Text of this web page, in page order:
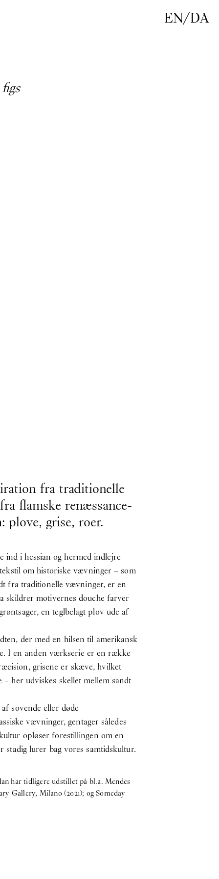
EN/DA
fra traditionelle
flamske renæssance-
grise, roer.
i hessian og hermed indlejre
om historiske vævninger – som
fra traditionelle vævninger, er en
skildrer motivernes douche farver
en teglbelagt plov ude af
der med en hilsen til amerikansk
I en anden værkserie er en række
grisene er skæve, hvilket
her udviskes skellet mellem sandt
sovende eller døde
vævninger, gentager således
opløser forestillingen om en
lurer bag vores samtidskultur.
har tidligere udstillet på bl.a. Mendes
Gallery, Milano (2021); og Someday